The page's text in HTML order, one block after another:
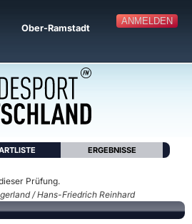
ANMELDEN
Ober-Ramstadt
ERGEBNISSE
Prüfung.
/ Hans-Friedrich Reinhard